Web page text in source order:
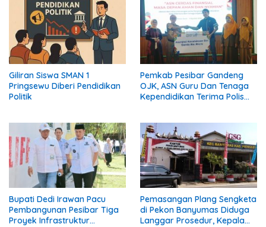
Giliran Siswa SMAN 1
Pringsewu Diberi Pendidikan
Politik
Pemkab Pesibar Gandeng
OJK, ASN Guru Dan Tenaga
Kependidikan Terima Polis
Bupati Dedi Irawan Pacu
Pembangunan Pesibar Tiga
Proyek Infrastruktur
Pemasangan Plang Sengketa
di Pekon Banyumas Diduga
Langgar Prosedur, Kepala